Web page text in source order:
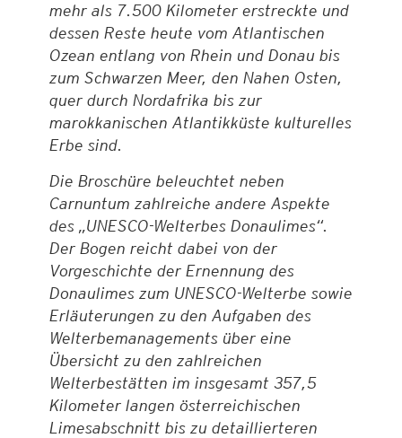
mehr als 7.500 Kilometer erstreckte und
dessen Reste heute vom Atlantischen
Ozean entlang von Rhein und Donau bis
zum Schwarzen Meer, den Nahen Osten,
quer durch Nordafrika bis zur
marokkanischen Atlantikküste kulturelles
Erbe sind.
Die Broschüre beleuchtet neben
Carnuntum zahlreiche andere Aspekte
des „UNESCO-Welterbes Donaulimes“.
Der Bogen reicht dabei von der
Vorgeschichte der Ernennung des
Donaulimes zum UNESCO-Welterbe sowie
Erläuterungen zu den Aufgaben des
Welterbemanagements über eine
Übersicht zu den zahlreichen
Welterbestätten im insgesamt 357,5
Kilometer langen österreichischen
Limesabschnitt bis zu detaillierteren